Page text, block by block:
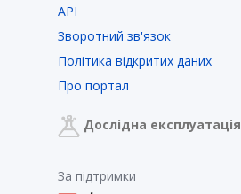
API
Зворотний зв'язок
Політика відкритих даних
Про портал
Дослідна експлуатація
За підтримки